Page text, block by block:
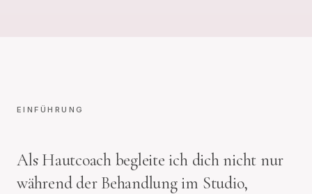
EINFÜHRUNG
Als Hautcoach begleite ich dich nicht nur
während der Behandlung im Studio,